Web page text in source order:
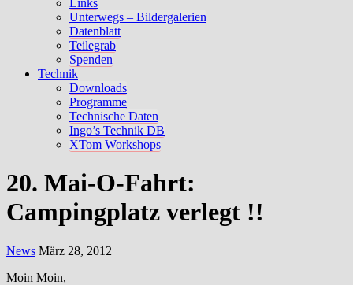
Links
Unterwegs – Bildergalerien
Datenblatt
Teilegrab
Spenden
Technik
Downloads
Programme
Technische Daten
Ingo’s Technik DB
XTom Workshops
20. Mai-O-Fahrt:
Campingplatz verlegt !!
News März 28, 2012
Moin Moin,